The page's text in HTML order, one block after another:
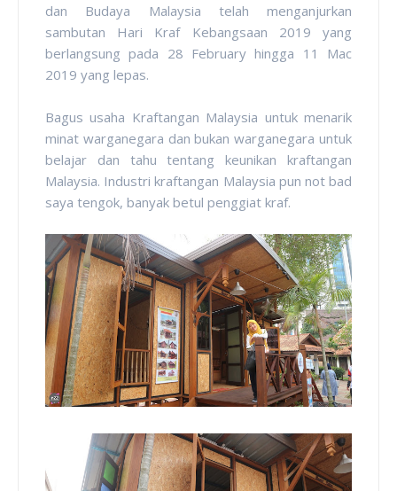
dan Budaya Malaysia telah menganjurkan
sambutan Hari Kraf Kebangsaan 2019 yang
berlangsung pada 28 February hingga 11 Mac
2019 yang lepas.
Bagus usaha Kraftangan Malaysia untuk menarik
minat warganegara dan bukan warganegara untuk
belajar dan tahu tentang keunikan kraftangan
Malaysia. Industri kraftangan Malaysia pun not bad
saya tengok, banyak betul penggiat kraf.